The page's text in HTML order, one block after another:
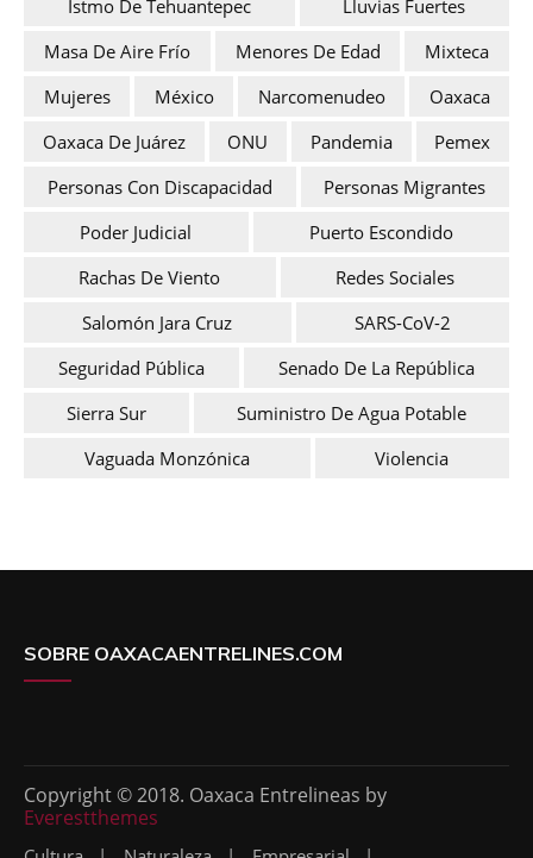
Istmo De Tehuantepec
Lluvias Fuertes
Masa De Aire Frío
Menores De Edad
Mixteca
Mujeres
México Narcomenudeo
Oaxaca
Oaxaca De Juárez
ONU Pandemia
Pemex
Personas Con Discapacidad
Personas Migrantes
Poder Judicial
Puerto Escondido
Rachas De Viento
Redes Sociales
Salomón Jara Cruz
SARS-CoV-2
Seguridad Pública
Senado De La República
Sierra Sur
Suministro De Agua Potable
Vaguada Monzónica
Violencia
SOBRE OAXACAENTRELINES.COM
Copyright © 2018. Oaxaca Entrelineas by
Everestthemes